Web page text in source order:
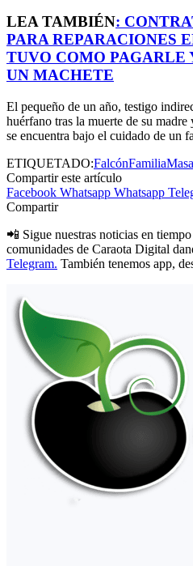
LEA TAMBIÉN:
PARA REPARACIONES
TUVO COMO PAGARLE
UN MACHETE
El pequeño de un año, testigo
huérfano tras la muerte de su
se encuentra bajo el cuidado de un
ETIQUETADO:FalcónFamilia
Compartir este artículo
Facebook Whatsapp Whatsapp
Compartir
📲 Sigue nuestras noticias en
comunidades de Caraota Digital
Telegram. También tenemos app,